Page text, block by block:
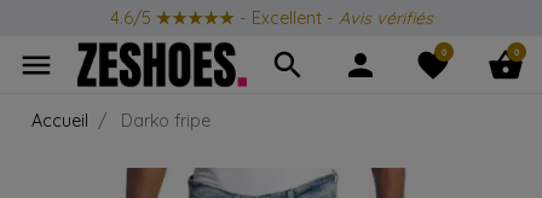
4.6/5 ★★★★★ - Excellent - Avis vérifiés
menu search person favorite
0 shopping_basket
0
Accueil Darko fripe